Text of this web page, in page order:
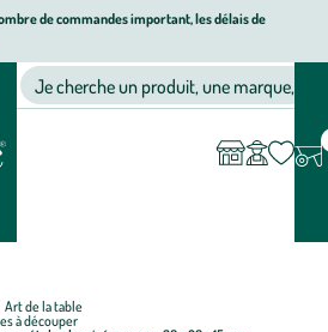
de commandes important, les délais de
animalerie, décoration, alimentation bio
Je cherche un produit, une marque, un
compte
Art de la table
à découper